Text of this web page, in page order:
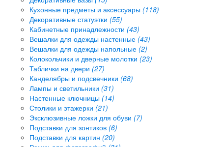
Кухонные предметы и аксессуары (118)
Декоративные статуэтки (55)
Кабинетные принадлежности (43)
Вешалки для одежды настенные (43)
Вешалки для одежды напольные (2)
Колокольчики и дверные молотки (23)
Таблички на двери (27)
Канделябры и подсвечники (68)
Лампы и светильники (31)
Настенные ключницы (14)
Столики и этажерки (21)
Эксклюзивные ложки для обуви (7)
Подставки для зонтиков (6)
Подставки для картин (20)